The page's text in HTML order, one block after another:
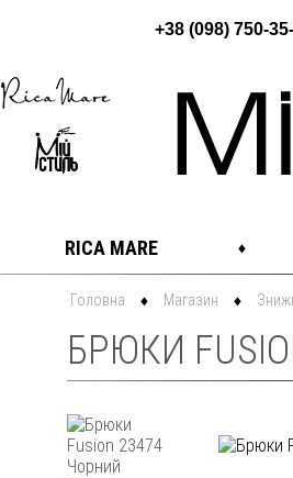
+38 (098) 750-
RICA MARE
Головна Магазин
БРЮКИ